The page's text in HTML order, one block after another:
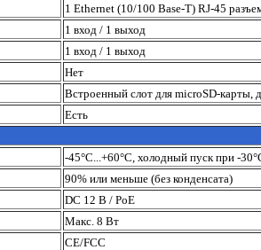
1 Ethernet (10/100 Base-T) RJ-45
1 вход / 1 выход
1 вход / 1 выход
Нет
Встроенный слот для microSD-карты,
Есть
-45°C...+60°C, холодный пуск при -
90% или меньше (без конденсата)
DС 12 В / PoE
Макс. 8 Вт
CE/FCC